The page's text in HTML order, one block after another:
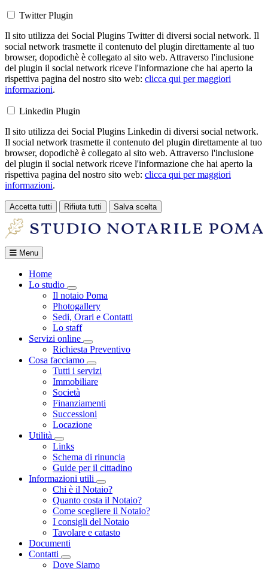
Twitter Plugin
Il sito utilizza dei Social Plugins Twitter di diversi social network. Il
social network trasmette il contenuto del plugin direttamente al tuo
browser, dopodichè è collegato al sito web. Attraverso l'inclusione
del plugin il social network riceve l'informazione che hai aperto la
rispettiva pagina del nostro sito web: clicca qui per maggiori
informazioni.
Linkedin Plugin
Il sito utilizza dei Social Plugins Linkedin di diversi social network.
Il social network trasmette il contenuto del plugin direttamente al tuo
browser, dopodichè è collegato al sito web. Attraverso l'inclusione
del plugin il social network riceve l'informazione che hai aperto la
rispettiva pagina del nostro sito web: clicca qui per maggiori
informazioni.
Accetta tutti Rifiuta tutti Salva scelta
Loading...
Menu
Home
Lo studio
Toggle Dropdown
Il notaio Poma
Photogallery
Sedi, Orari e Contatti
Lo staff
Servizi online
Toggle Dropdown
Richiesta Preventivo
Cosa facciamo
Toggle Dropdown
Tutti i servizi
Immobiliare
Società
Finanziamenti
Successioni
Locazione
Utilità
Toggle Dropdown
Links
Schema di rinuncia
Guide per il cittadino
Informazioni utili
Toggle Dropdown
Chi è il Notaio?
Quanto costa il Notaio?
Come scegliere il Notaio?
I consigli del Notaio
Tavolare e catasto
Documenti
Contatti
Toggle Dropdown
Dove Siamo